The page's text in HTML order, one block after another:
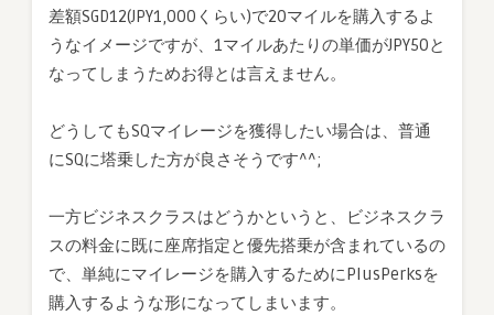
差額SGD12(JPY1,000くらい)で20マイルを購入するよ
うなイメージですが、1マイルあたりの単価がJPY50と
なってしまうためお得とは言えません。
どうしてもSQマイレージを獲得したい場合は、普通
にSQに塔乗した方が良さそうです^^;
一方ビジネスクラスはどうかというと、ビジネスクラ
スの料金に既に座席指定と優先搭乗が含まれているの
で、単純にマイレージを購入するためにPlusPerksを
購入するような形になってしまいます。